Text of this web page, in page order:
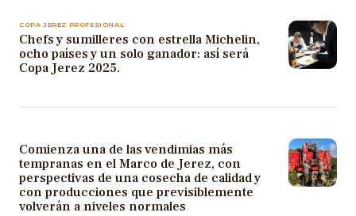
COPA JEREZ PROFESIONAL
Chefs y sumilleres con estrella Michelin,
ocho países y un solo ganador: así será
Copa Jerez 2025.
Comienza una de las vendimias más
tempranas en el Marco de Jerez, con
perspectivas de una cosecha de calidad y
con producciones que previsiblemente
volverán a niveles normales